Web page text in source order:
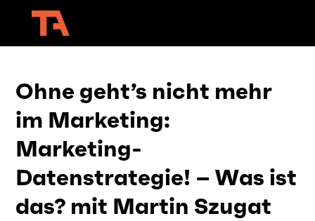
Ohne geht’s nicht mehr
im Marketing:
Marketing-
Datenstrategie! – Was ist
das? mit Martin Szugat